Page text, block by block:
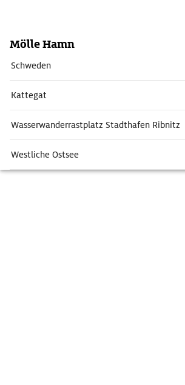
Mölle Hamn
Schweden
Kattegat
Wasserwanderrastplatz Stadthafen Ribnitz
Westliche Ostsee